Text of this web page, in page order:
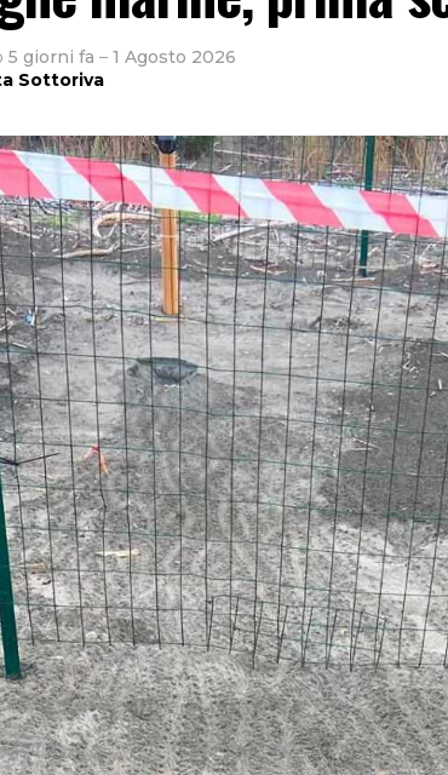
5 giorni fa – 1 Agosto 2026
Sottoriva